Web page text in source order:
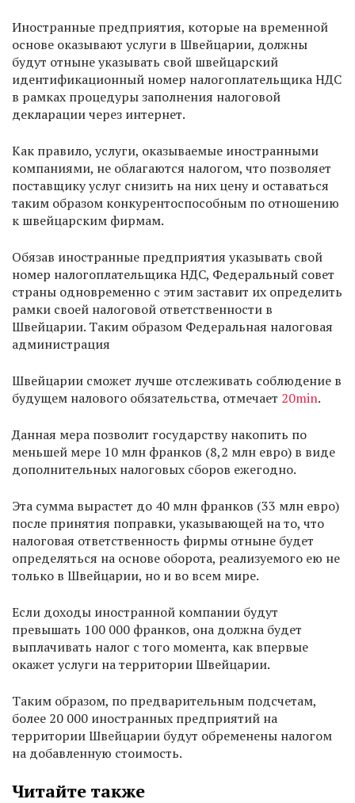
Иностранные предприятия, которые на временной
основе оказывают услуги в Швейцарии, должны
будут отныне указывать свой швейцарский
идентификационный номер налогоплательщика НДС
в рамках процедуры заполнения налоговой
декларации через интернет.
Как правило, услуги, оказываемые иностранными
компаниями, не облагаются налогом, что позволяет
поставщику услуг снизить на них цену и оставаться
таким образом конкурентоспособным по отношению
к швейцарским фирмам.
Обязав иностранные предприятия указывать свой
номер налогоплательщика НДС, Федеральный совет
страны одновременно с этим заставит их определить
рамки своей налоговой ответственности в
Швейцарии. Таким образом Федеральная налоговая
администрация
Швейцарии сможет лучше отслеживать соблюдение в
будущем налового обязательства, отмечает 20min.
Данная мера позволит государству накопить по
меньшей мере 10 млн франков (8,2 млн евро) в виде
дополнительных налоговых сборов ежегодно.
Эта сумма вырастет до 40 млн франков (33 млн евро)
после принятия поправки, указывающей на то, что
налоговая ответственность фирмы отныне будет
определяться на основе оборота, реализуемого ею не
только в Швейцарии, но и во всем мире.
Если доходы иностранной компании будут
превышать 100 000 франков, она должна будет
выплачивать налог с того момента, как впервые
окажет услуги на территории Швейцарии.
Таким образом, по предварительным подсчетам,
более 20 000 иностранных предприятий на
территории Швейцарии будут обременены налогом
на добавленную стоимость.
Читайте также